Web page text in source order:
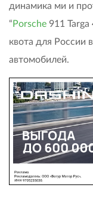
динамика ми и
“Porsche 911 Targa
квота для России
автомобилей.